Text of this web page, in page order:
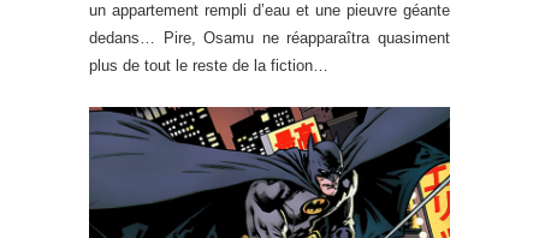
un appartement rempli d’eau et une pieuvre géante
dedans… Pire, Osamu ne réapparaîtra quasiment
plus de tout le reste de la fiction…